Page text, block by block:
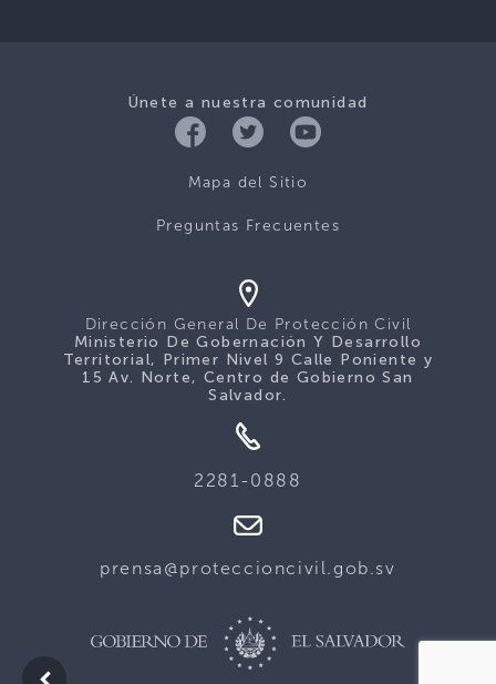
Únete a nuestra comunidad
Mapa del Sitio
Preguntas Frecuentes
Dirección General De Protección Civil
Ministerio De Gobernación Y Desarrollo
Territorial, Primer Nivel 9 Calle Poniente y
15 Av. Norte, Centro de Gobierno San
Salvador.
2281-0888
prensa@proteccioncivil.gob.sv